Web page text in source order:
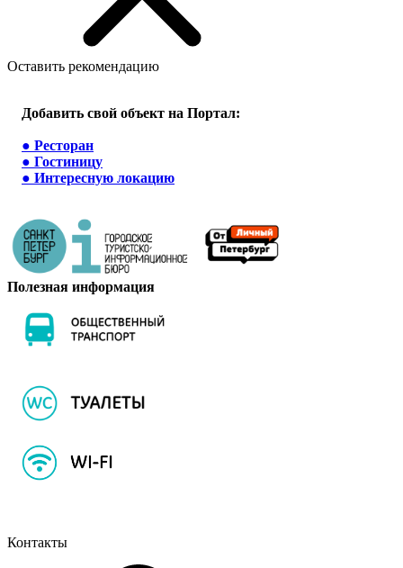
Оставить рекомендацию
Добавить свой объект на Портал:
● Ресторан
● Гостиницу
● Интересную локацию
Полезная информация
Контакты